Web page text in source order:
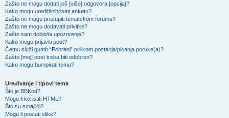
Zašto ne mogu dodati još [više] odgovora [opcija]?
Kako mogu urediti/izbrisati anketu?
Zašto ne mogu pristupiti tematskom forumu?
Zašto ne mogu dodavati privitke?
Zašto sam dobio/la upozorenje?
Kako mogu prijaviti post?
Čemu služi gumb “Pohrani” prilikom postanja/pisanja poruke(a)?
Zašto [moj] post treba biti odobren?
Kako mogu bumpirati temu?
Uređivanje i tipovi tema
Što je BBKod?
Mogu li koristiti HTML?
Što su smajlići?
Mogu li postati slike?